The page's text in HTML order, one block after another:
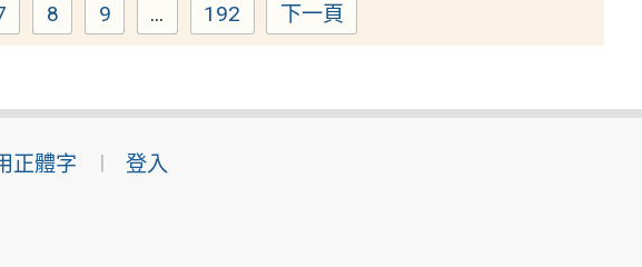
Page Page
8 Page
9 ... Page
192 下一頁
正體字 登入